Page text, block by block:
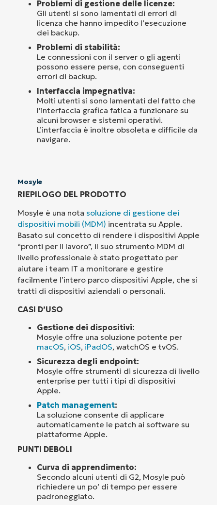
Problemi di gestione delle licenze:
Gli utenti si sono lamentati di errori di
licenza che hanno impedito l’esecuzione
dei backup.
Problemi di stabilità:
Le connessioni con il server o gli agenti
possono essere perse, con conseguenti
errori di backup.
Interfaccia impegnativa:
Molti utenti si sono lamentati del fatto che
l’interfaccia grafica fatica a funzionare su
alcuni browser e sistemi operativi.
L’interfaccia è inoltre obsoleta e difficile da
navigare.
Mosyle
RIEPILOGO DEL PRODOTTO
Mosyle è una nota soluzione di gestione dei
dispositivi mobili (MDM) incentrata su Apple.
Basato sul concetto di rendere i dispositivi Apple
“pronti per il lavoro”, il suo strumento MDM di
livello professionale è stato progettato per
aiutare i team IT a monitorare e gestire
facilmente l’intero parco dispositivi Apple, che si
tratti di dispositivi aziendali o personali.
CASI D’USO
Gestione dei dispositivi:
Mosyle offre una soluzione potente per
macOS, iOS, iPadOS, watchOS e tvOS.
Sicurezza degli endpoint:
Mosyle offre strumenti di sicurezza di livello
enterprise per tutti i tipi di dispositivi
Apple.
Patch management:
La soluzione consente di applicare
automaticamente le patch ai software su
piattaforme Apple.
PUNTI DEBOLI
Curva di apprendimento:
Secondo alcuni utenti di G2, Mosyle può
richiedere un po’ di tempo per essere
padroneggiato.